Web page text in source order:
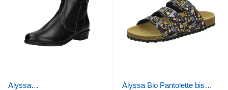
Alyssa
Alyssa Bio Pantolette bis